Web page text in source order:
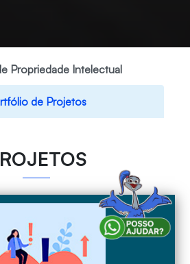
Propriedade Intelectual
de Projetos